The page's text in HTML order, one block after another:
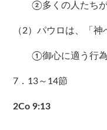
②多くの人たちが
（2）パウロは、「神
①御心に適う行為
7．13～14節
2Co 9:13